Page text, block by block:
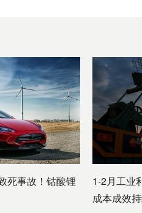
死事故！钴酸锂
1-2月工业
成本成效